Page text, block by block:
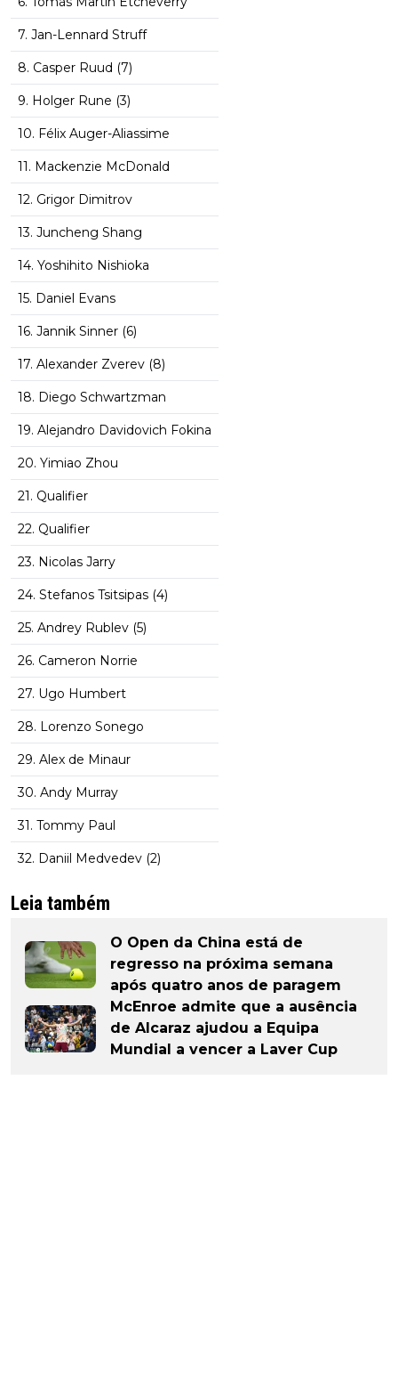
7. Jan-Lennard Struff
8. Casper Ruud (7)
9. Holger Rune (3)
10. Félix Auger-Aliassime
11. Mackenzie McDonald
12. Grigor Dimitrov
13. Juncheng Shang
14. Yoshihito Nishioka
15. Daniel Evans
16. Jannik Sinner (6)
17. Alexander Zverev (8)
18. Diego Schwartzman
19. Alejandro Davidovich Fokina
20. Yimiao Zhou
21. Qualifier
22. Qualifier
23. Nicolas Jarry
24. Stefanos Tsitsipas (4)
25. Andrey Rublev (5)
26. Cameron Norrie
27. Ugo Humbert
28. Lorenzo Sonego
29. Alex de Minaur
30. Andy Murray
31. Tommy Paul
32. Daniil Medvedev (2)
Leia também
O Open da China está de
regresso na próxima semana
após quatro anos de paragem
McEnroe admite que a ausência
de Alcaraz ajudou a Equipa
Mundial a vencer a Laver Cup